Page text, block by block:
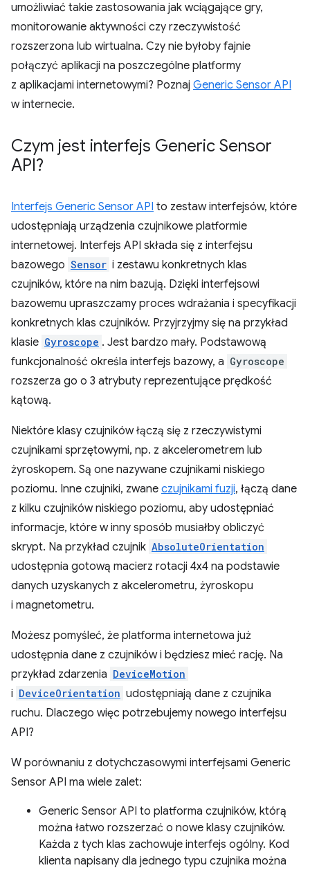
umożliwiać takie zastosowania jak wciągające gry,
monitorowanie aktywności czy rzeczywistość
rozszerzona lub wirtualna. Czy nie byłoby fajnie
połączyć aplikacji na poszczególne platformy
z aplikacjami internetowymi? Poznaj Generic Sensor API
w internecie.
Czym jest interfejs Generic Sensor
API?
Interfejs Generic Sensor API to zestaw interfejsów, które
udostępniają urządzenia czujnikowe platformie
internetowej. Interfejs API składa się z interfejsu
bazowego Sensor i zestawu konkretnych klas
czujników, które na nim bazują. Dzięki interfejsowi
bazowemu upraszczamy proces wdrażania i specyfikacji
konkretnych klas czujników. Przyjrzyjmy się na przykład
klasie Gyroscope . Jest bardzo mały. Podstawową
funkcjonalność określa interfejs bazowy, a Gyroscope
rozszerza go o 3 atrybuty reprezentujące prędkość
kątową.
Niektóre klasy czujników łączą się z rzeczywistymi
czujnikami sprzętowymi, np. z akcelerometrem lub
żyroskopem. Są one nazywane czujnikami niskiego
poziomu. Inne czujniki, zwane czujnikami fuzji, łączą dane
z kilku czujników niskiego poziomu, aby udostępniać
informacje, które w inny sposób musiałby obliczyć
skrypt. Na przykład czujnik AbsoluteOrientation
udostępnia gotową macierz rotacji 4x4 na podstawie
danych uzyskanych z akcelerometru, żyroskopu
i magnetometru.
Możesz pomyśleć, że platforma internetowa już
udostępnia dane z czujników i będziesz mieć rację. Na
przykład zdarzenia DeviceMotion
i DeviceOrientation udostępniają dane z czujnika
ruchu. Dlaczego więc potrzebujemy nowego interfejsu
API?
W porównaniu z dotychczasowymi interfejsami Generic
Sensor API ma wiele zalet:
Generic Sensor API to platforma czujników, którą
można łatwo rozszerzać o nowe klasy czujników.
Każda z tych klas zachowuje interfejs ogólny. Kod
klienta napisany dla jednego typu czujnika można